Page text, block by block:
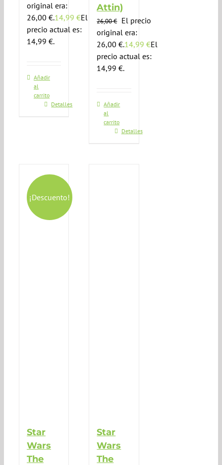
original era:
26,00 €.14,99 €El
precio actual es:
14,99 €.
Añadir
al
carrito
Detalles
Attin)
26,00€ El precio
original era:
26,00 €.14,99€El
precio actual es:
14,99 €.
Añadir
al
carrito
Detalles
¡Descuento!
Star
Wars
The
Star
Wars
The